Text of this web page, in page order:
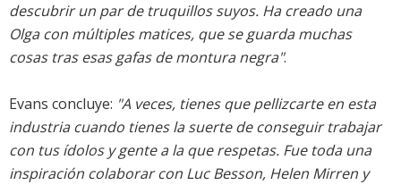
descubrir un par de truquillos suyos. Ha creado una
Olga con múltiples matices, que se guarda muchas
cosas tras esas gafas de montura negra".
Evans concluye: "A veces, tienes que pellizcarte en esta
industria cuando tienes la suerte de conseguir trabajar
con tus ídolos y gente a la que respetas. Fue toda una
inspiración colaborar con Luc Besson, Helen Mirren y